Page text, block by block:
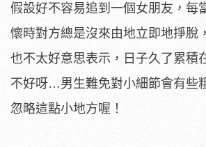
假設好不容易追到一個女朋友，每
懷時對方總是沒來由地立即地掙脫
也不太好意思表示，日子久了累積
不好呀…男生難免對小細節會有些
忽略這點小地方喔！